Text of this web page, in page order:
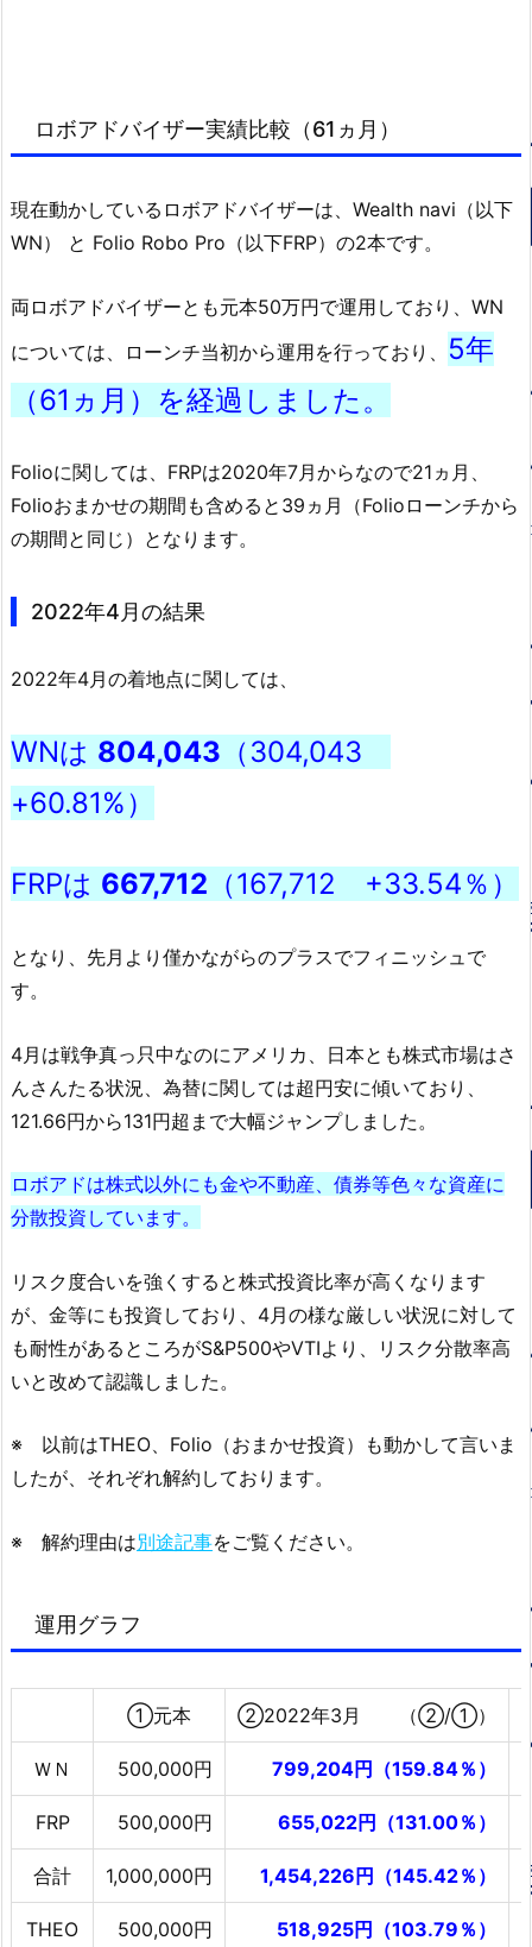
ロボアドバイザー実績比較（61ヵ月）
現在動かしているロボアドバイザーは、Wealth navi（以下
WN） と Folio Robo Pro（以下FRP）の2本です。
両ロボアドバイザーとも元本50万円で運用しており、WN
については、ローンチ当初から運用を行っており、 5年
（61ヵ月）を経過しました。
Folioに関しては、FRPは2020年7月からなので21ヵ月、
Folioおまかせの期間も含めると39ヵ月（Folioローンチから
の期間と同じ）となります。
2022年4月の結果
2022年4月の着地点に関しては、
WNは 804,043 （304,043
+60.81%）
FRPは 667,712 （167,712 +33.54％）
となり、先月より僅かながらのプラスでフィニッシュで
す。
4月は戦争真っ只中なのにアメリカ、日本とも株式市場はさ
んさんたる状況、為替に関しては超円安に傾いており、
121.66円から131円超まで大幅ジャンプしました。
ロボアドは株式以外にも金や不動産、債券等色々な資産に
分散投資しています。
リスク度合いを強くすると株式投資比率が高くなります
が、金等にも投資しており、4月の様な厳しい状況に対して
も耐性があるところがS&P500やVTIより、リスク分散率高
いと改めて認識しました。
※ 以前はTHEO、Folio（おまかせ投資）も動かして言いま
したが、それぞれ解約しております。
※ 解約理由は別途記事をご覧ください。
運用グラフ
①元本 ②2022年3月 （②/①）
ＷＮ 500,000円 799,204円（159.84％）
FRP 500,000円 655,022円（131.00％）
合計 1,000,000円 1,454,226円（145.42％）
THEO 500,000円 518,925円（103.79％）